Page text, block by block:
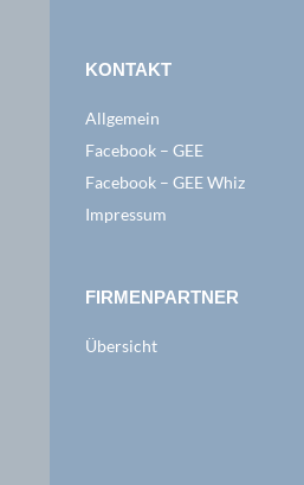
KONTAKT
Allgemein
Facebook – GEE
Facebook – GEE Whiz
Impressum
FIRMENPARTNER
Übersicht